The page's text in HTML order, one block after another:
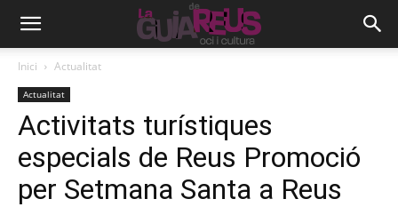
Inici Actualitat
Actualitat
Activitats turístiques
especials de Reus Promoció
per Setmana Santa a Reus